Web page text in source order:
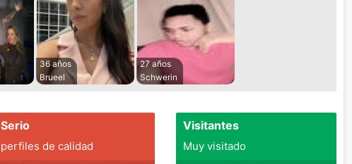
36 años
Brueel
27 años
Schwerin
Serio
perfiles de calidad
Visitantes
Muy visitado